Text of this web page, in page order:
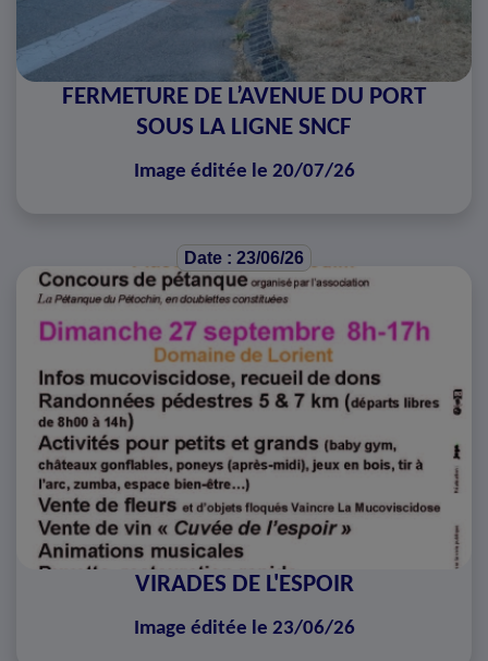
FERMETURE DE L’AVENUE DU PORT
SOUS LA LIGNE SNCF
Image éditée le 20/07/26
Date : 23/06/26
VIRADES DE L'ESPOIR
Image éditée le 23/06/26